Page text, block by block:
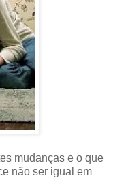
mudanças e o que
não ser igual em